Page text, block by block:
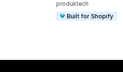
produktech
Built for Shopify